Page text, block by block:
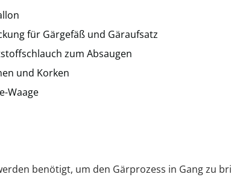
für Gärgefäß und Gäraufsatz
zum Absaugen
und Korken
Waage
benötigt, um den Gärprozess in Gang zu